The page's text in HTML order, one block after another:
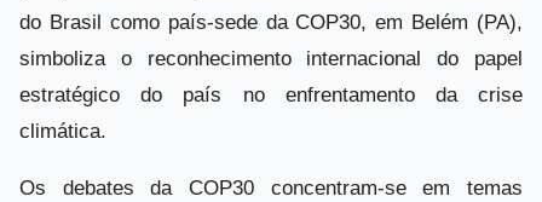
do Brasil como país-sede da COP30, em Belém (PA),
simboliza o reconhecimento internacional do papel
estratégico do país no enfrentamento da crise
climática.
Os debates da COP30 concentram-se em temas